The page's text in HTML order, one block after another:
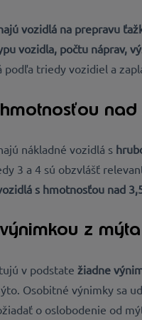
vozidlá na prepravu
vozidla, počtu náprav,
podľa triedy vozidiel a
nákladné vozidlá s
3 a 4 sú obzvlášť
s hmotnosťou nad
z mýta
v podstate žiadne
Osobitné výnimky sa
o oslobodenie od